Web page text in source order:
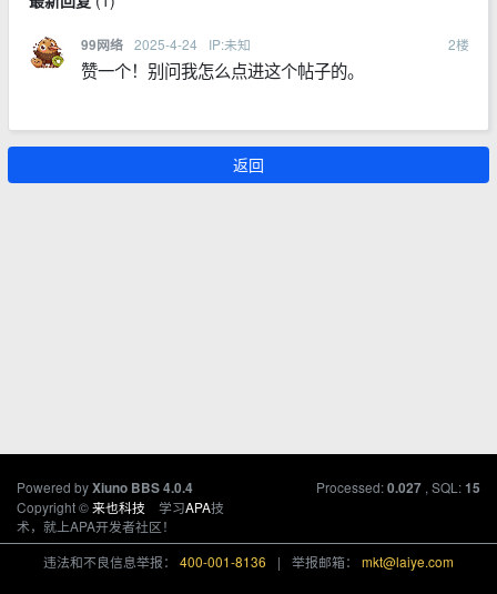
99网络 2025-4-24 IP:未知 2楼
赞一个！别问我怎么点进这个帖子的。
返回
Powered byXiuno BBS4.0.4
Copyright ©来也科技 学习APA技
术，就上APA开发者社区！
Processed:0.027 , SQL:15
违法和不良信息举报： 400-001-8136 | 举报邮箱： mkt@laiye.com